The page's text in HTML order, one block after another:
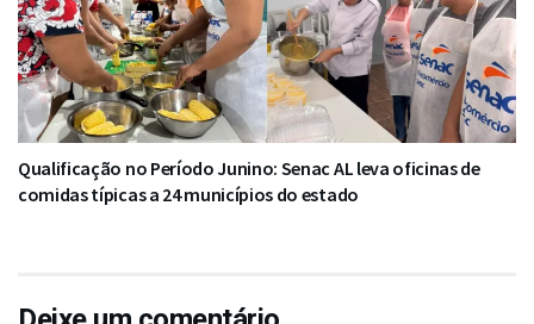
Qualificação no Período Junino: Senac AL leva oficinas de
comidas típicas a 24 municípios do estado